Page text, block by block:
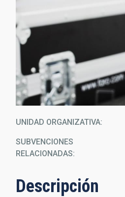
UNIDAD ORGANIZATIVA
SUBVENCIONES
RELACIONADAS:
Descripción